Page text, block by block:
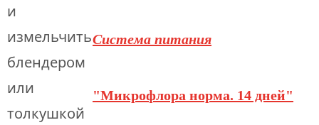
и
измельчить
блендером
или
толкушкой
Система питания
"Микрофлора норма. 14 дней"